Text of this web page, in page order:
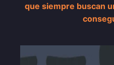
que siempre buscan